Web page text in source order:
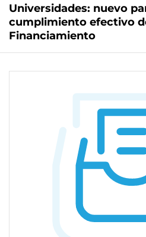
Universidades: nuevo
cumplimiento efectivo
Financiamiento